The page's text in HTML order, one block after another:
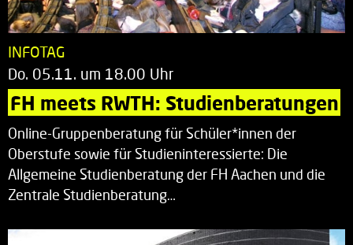
INFOTAG
Do. 05.11. um 18.00 Uhr
FH meets RWTH: Studienberatungen
Online-Gruppenberatung für Schüler*innen der
Oberstufe sowie für Studieninteressierte: Die
Allgemeine Studienberatung der FH Aachen und die
Zentrale Studienberatung…